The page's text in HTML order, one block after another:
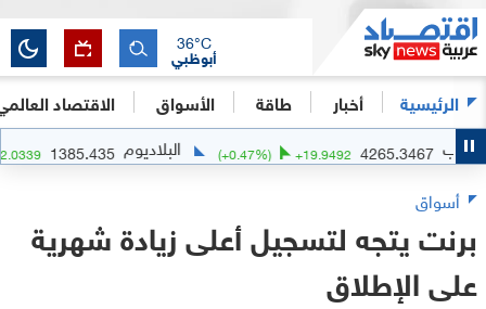
الرئيسية أخبار طاقة الأسواق الاقتصاد
أبوظبي
36°C
+ 19.9492
+0.47%) البلاديوم 1385.435
+ 22.0339
%)
أسواق
برنت يتجه لتسجيل أعلى زيادة شهرية
على الإطلاق